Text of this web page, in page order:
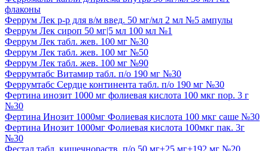
флаконы
Феррум Лек р-р для в/м введ. 50 мг/мл 2 мл №5 ампулы
Феррум Лек сироп 50 мг|5 мл 100 мл №1
Феррум Лек табл. жев. 100 мг №30
Феррум Лек табл. жев. 100 мг №50
Феррум Лек табл. жев. 100 мг №90
Феррумтабс Витамир табл. п/о 190 мг №30
Феррумтабс Сердце континента табл. п/о 190 мг №30
Фертина инозит 1000 мг фолиевая кислота 100 мкг пор. 3 г
№30
Фертина Инозит 1000мг Фолиевая кислота 100 мкг саше №30
Фертина Инозит 1000мг Фолиевая кислота 100мкг пак. 3г
№30
Фестал табл. кишечнораств. п/о 50 мг+25 мг+192 мг №20